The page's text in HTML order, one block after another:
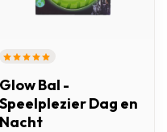
Glow Bal -
Speelplezier Dag en
Nacht